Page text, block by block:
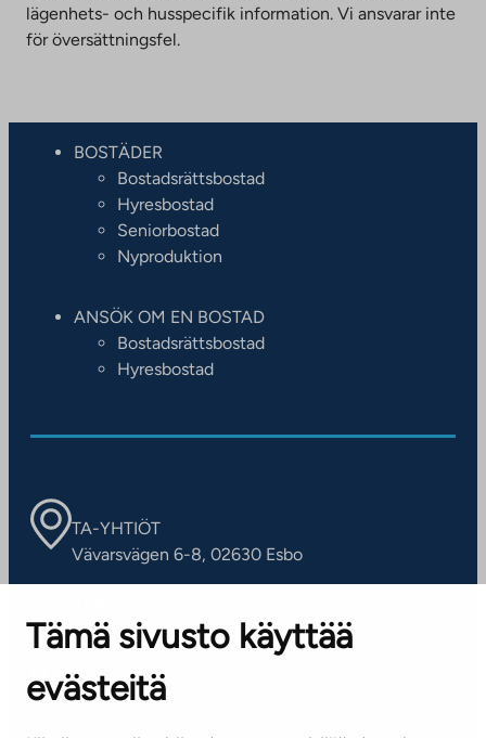
Tämä sivusto käyttää
evästeitä
lägenhets- och husspecifik information. Vi ansvarar inte
för översättningsfel.
BOSTÄDER
Bostadsrättsbostad
Hyresbostad
Seniorbostad
Nyproduktion
ANSÖK OM EN BOSTAD
Bostadsrättsbostad
Hyresbostad
TA-YHTIÖT
Vävarsvägen 6-8, 02630 Esbo
Kontaktinformation
KUNDSERVICE